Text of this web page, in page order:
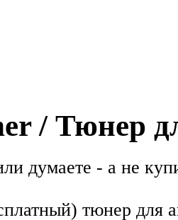
/ Тюнер
думаете - а не
тюнер для